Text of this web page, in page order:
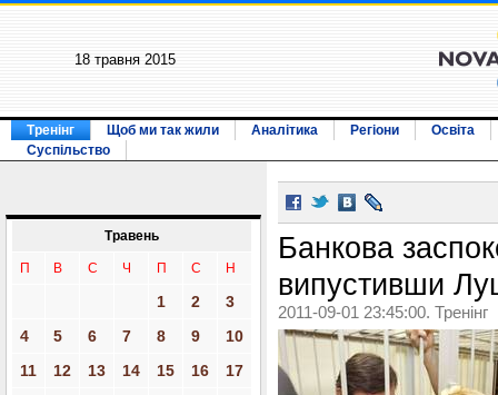
18 травня 2015
Тренінг Щоб ми так жили Аналітика Регіони
Освіта
Суспільство
Травень
П В С Ч П С Н
1 2
3
4
5 6 7 8 9
10
11
12 13 14 15 16 17
Банкова
випустивши
2011-09-01 23:45:00. Тренінг